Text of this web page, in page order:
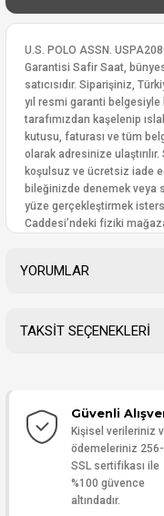
U.S. POLO ASSN.
Garantisi Safir Saat,
satıcısıdır. Siparişiniz,
yıl resmi garanti
tarafımızdan kaşelenip
kutusu, faturası ve tüm
olarak adresinize
koşulsuz ve ücretsiz iade
bileğinizde denemek veya
yüze gerçekleştirmek
Caddesi’ndeki fiziki
YORUMLAR
TAKSİT SEÇENEKLERİ
Güvenli
Kişisel verileriniz
ödemeleriniz
SSL sertifikası ile
%100 güvence
altındadır.